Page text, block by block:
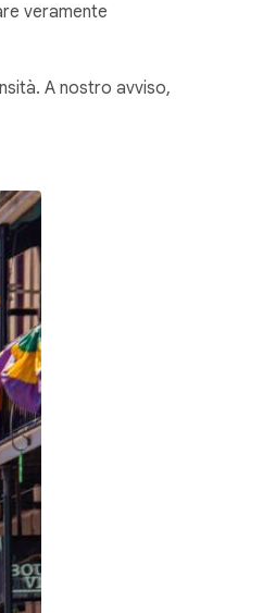
veramente
A nostro avviso,